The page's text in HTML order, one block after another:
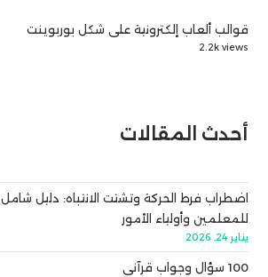
قوالب ألعاب إلكترونية على شكل بوربوينت
2.2k views
أحدث المقالات
اضطراب فرط الحركة وتشتت الانتباه: دليل شامل
للمعلمين وأولياء الأمور
يناير 24, 2026
100 سؤال وجواب قرآني